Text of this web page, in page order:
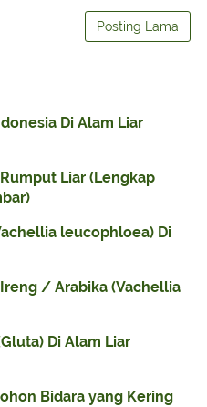
Posting Lama
Di Alam Liar
Liar (Lengkap
leucophloea) Di
/ Arabika (Vachellia
Di Alam Liar
Bidara yang Kering